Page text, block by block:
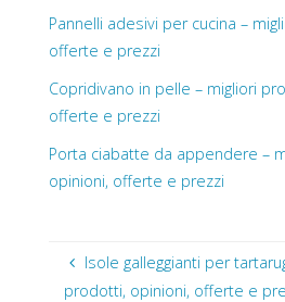
Pannelli adesivi per cucina –
offerte e prezzi
Copridivano in pelle – migliori
offerte e prezzi
Porta ciabatte da appendere –
opinioni, offerte e prezzi
Isole galleggianti per
prodotti, opinioni, offerte e